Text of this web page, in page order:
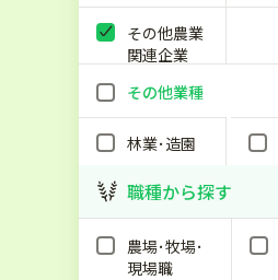
その他農業
関連企業
その他業種
林業･造園
職種から探す
農場･牧場･
現場職